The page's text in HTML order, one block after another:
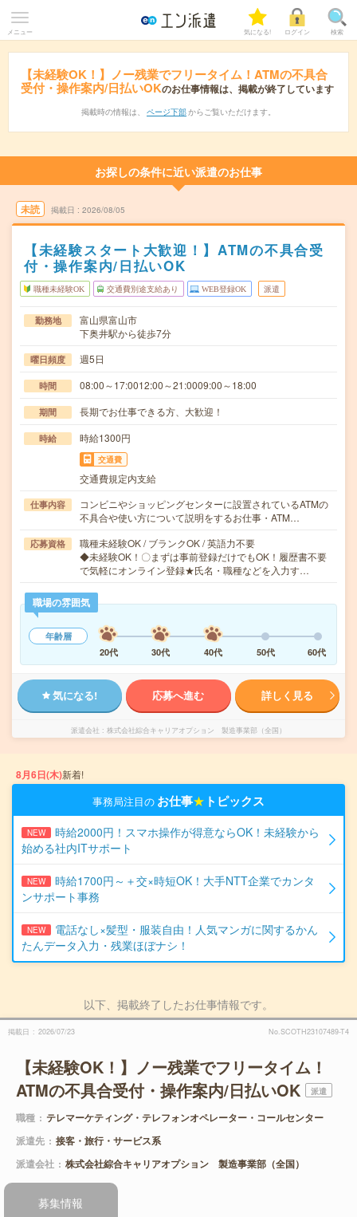
メニュー 気になる! ログイン 検索
【未経験OK！】ノー残業でフリータイム！ATMの不具合
受付・操作案内/日払いOKのお仕事情報は、掲載が終了しています
掲載時の情報は、 ページ下部 からご覧いただけます。
お探しの条件に近い派遣のお仕事
未読 掲載日 2026/08/05
【未経験スタート大歓迎！】ATMの不具合受
付・操作案内/日払いOK
職種未経験OK 交通費別途支給あり WEB登録OK 派遣
勤務地
富山県富山市
下奥井駅から徒歩7分
曜日頻度 週5日
時間 08:00～17:0012:00～21:0009:00～18:00
期間 長期でお仕事できる方、大歓迎！
時給 時給1300円
交通費
交通費規定内支給
仕事内容
コンビニやショッピングセンターに設置されているATMの
不具合や使い方について説明をするお仕事・ATM…
応募資格
職種未経験OK / ブランクOK / 英語力不要
◆未経験OK！〇まずは事前登録だけでもOK！履歴書不要
で気軽にオンライン登録★氏名・職種などを入力す…
職場の雰囲気
年齢層
20代
30代 40代 50代 60代
気になる! 応募へ進む 詳しく見る
派遣会社 株式会社綜合キャリアオプション 製造事業部（全国）
8月6日(木)新着!
事務局注目の お仕事★ トピックス
NEW
時給2000円！スマホ操作が得意ならOK！未経験から
始める社内ITサポート
NEW
時給1700円～＋交×時短OK！大手NTT企業でカンタ
ンサポート事務
NEW
電話なし×髪型・服装自由！人気マンガに関するかん
たんデータ入力・残業ほぼナシ！
以下、掲載終了したお仕事情報です。
掲載日 2026/07/23 No.SCOTH23107489-T4
【未経験OK！】ノー残業でフリータイム！
ATMの不具合受付・操作案内/日払いOK
派遣
職種
テレマーケティング・テレフォンオペレーター・コールセンター
派遣先
接客・旅行・サービス系
派遣会社
株式会社綜合キャリアオプション 製造事業部（全国）
募集情報